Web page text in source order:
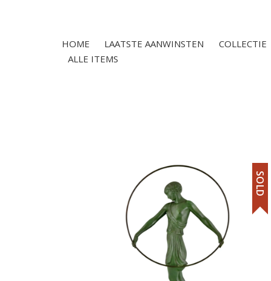
HOME LAATSTE AANWINSTEN
COLLECTIE
ALLE ITEMS
SOLD